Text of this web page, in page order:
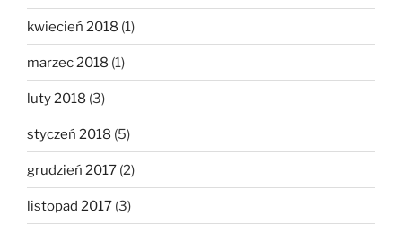
kwiecień 2018 (1)
marzec 2018 (1)
luty 2018 (3)
styczeń 2018 (5)
grudzień 2017 (2)
listopad 2017 (3)